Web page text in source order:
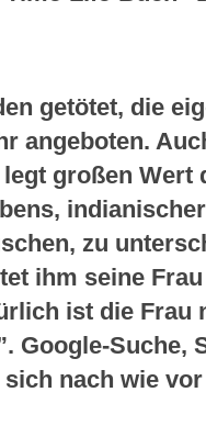
getötet, die
angeboten.
großen
zu
ihm seine
ist die Frau
Google-
nach wie